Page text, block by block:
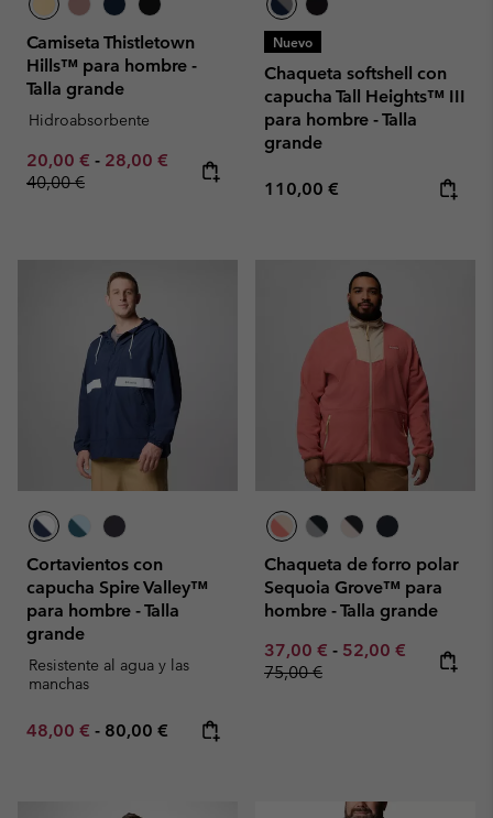
Camiseta Thistletown
Hills™ para hombre -
Talla grande
Hidroabsorbente
Minimum sale price:
20,00 € - Maximum sale price:
28,00 € Regular price:
40,00 €
Nuevo
Chaqueta softshell con
capucha Tall Heights™ III
para hombre - Talla
grande
Regular price:
110,00 €
Cortavientos con
capucha Spire Valley™
para hombre - Talla
grande
Resistente al agua y las
manchas
Minimum sale price:
48,00 € - Maximum price:
80,00 €
Chaqueta de forro polar
Sequoia Grove™ para
hombre - Talla grande
Minimum sale price:
37,00 € - Maximum sale
52,00 € Regular
75,00 €